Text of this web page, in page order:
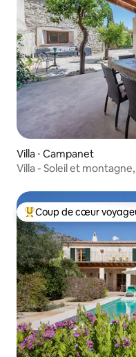
Villa ⋅ Campanet
Villa - Soleil et
Coups de cœur
Coup de cœur